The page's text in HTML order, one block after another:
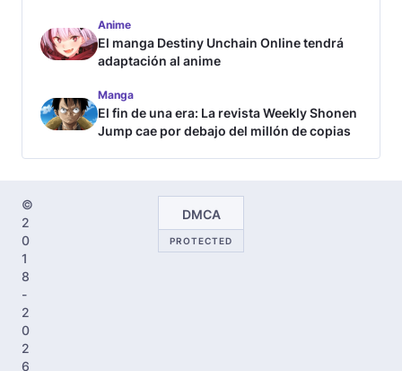
Anime
El manga Destiny Unchain Online tendrá
adaptación al anime
Manga
El fin de una era: La revista Weekly Shonen
Jump cae por debajo del millón de copias
©
2
0
1
8
-
2
0
2
6
DMCA
PROTECTED